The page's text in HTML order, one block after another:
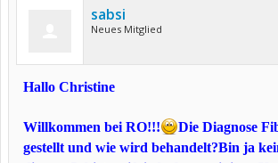
sabsi
Neues Mitglied
Hallo Christine
Willkommen bei RO!!!
Die Diagnose
gestellt und wie wird behandelt?Bin ja